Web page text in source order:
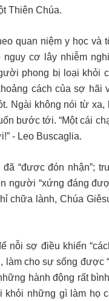
Thiên Chúa.
quan niệm y học và
nguy cơ lây nhiễm
phong bị loại khỏi
cách của sợ hãi
Ngài không nói từ
bước tới. “Một cái
” - Leo Buscaglia.
đã “được đón nhận”; t
người “xứng đáng
chữa lành, Chúa
nỗi sợ điều khiển“
làm cho sự sống được “
hành động rất
những gì làm họ